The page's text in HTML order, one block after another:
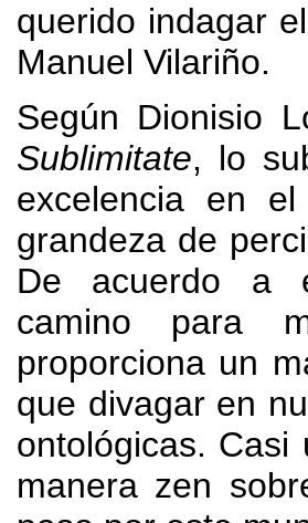
querido indagar
Manuel Vilariño.
Según Dionisio
Sublimitate, lo
excelencia en
grandeza de
De acuerdo a
camino para
proporciona un
que divagar en
ontológicas. Casi
manera zen